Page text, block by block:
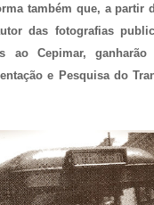
também que, a partir
das fotografias
ao Cepimar,
e Pesquisa do